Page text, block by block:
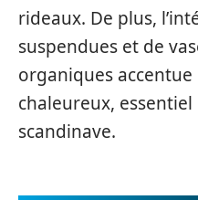
rideaux. De plus,
suspendues et de
organiques accentue
chaleureux,
scandinave.